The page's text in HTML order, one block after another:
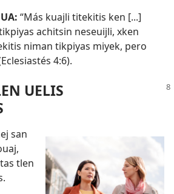
“Más kuajli titekitis ken [...]
achitsin neseuijli, xken
niman tikpiyas miyek, pero
Eclesiastés 4:6).
UELIS
san
tlen